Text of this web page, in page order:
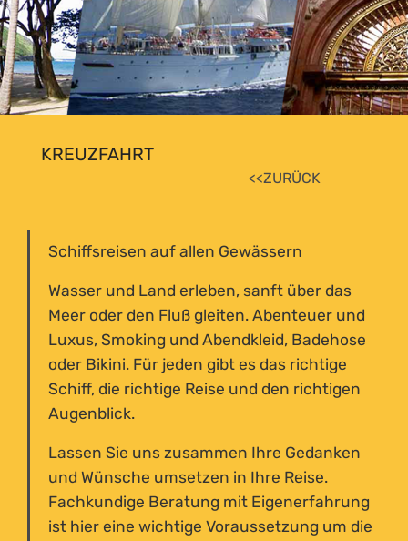
KREUZFAHRT
<<ZURÜCK
Schiffsreisen auf allen Gewässern
Wasser und Land erleben, sanft über das
Meer oder den Fluß gleiten. Abenteuer und
Luxus, Smoking und Abendkleid, Badehose
oder Bikini. Für jeden gibt es das richtige
Schiff, die richtige Reise und den richtigen
Augenblick.
Lassen Sie uns zusammen Ihre Gedanken
und Wünsche umsetzen in Ihre Reise.
Fachkundige Beratung mit Eigenerfahrung
ist hier eine wichtige Voraussetzung um die